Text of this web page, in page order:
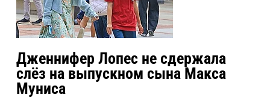
Дженнифер Лопес не сдержала
слёз на выпускном сына Макса
Муниса